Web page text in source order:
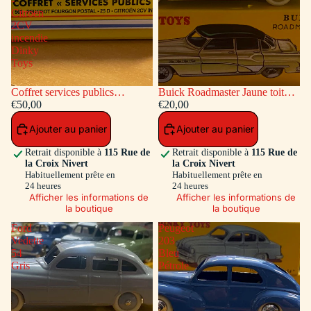
Citroen
2CV
incendie
Dinky
Toys
Coffret services publics
voitures: Peugeot Fourgon
Postal - Citroen 2CV incendie
Dinky Toys
€50,00
Ajouter au panier
Retrait disponible à 115 Rue de
la Croix Nivert
Habituellement prête en
24 heures
Afficher les informations de
la boutique
Buick Roadmaster Jaune toit
Vert
€20,00
Ajouter au panier
Retrait disponible à 115 Rue de
la Croix Nivert
Habituellement prête en
24 heures
Afficher les informations de
la boutique
Ford
Vedette
54
Gris
Peugeot
203
Bleu
Pétrole